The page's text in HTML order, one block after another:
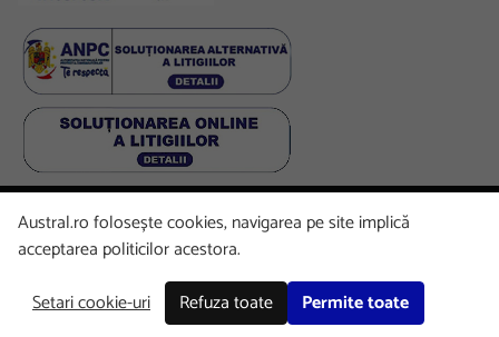
FacebookLinkedInInstagramYoutube
Copyright © 2026 Austral. All rights reserved.
Austral.ro folosește cookies, navigarea pe site implică
acceptarea politicilor acestora.
Setari cookie-uri
Refuza toate Permite toate